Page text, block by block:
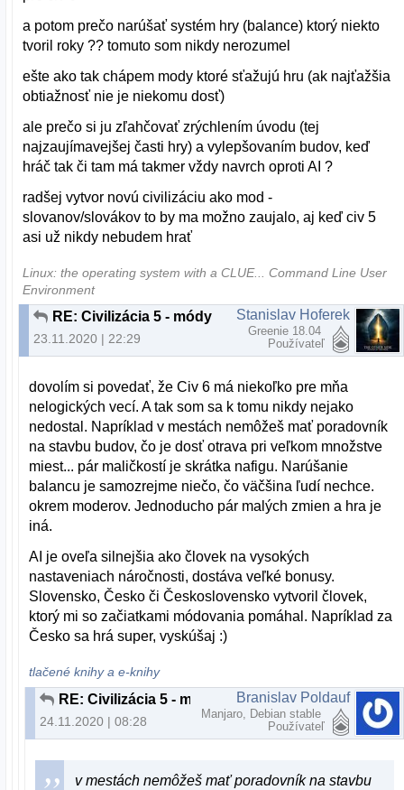
a potom prečo narúšať systém hry (balance) ktorý niekto
tvoril roky ?? tomuto som nikdy nerozumel
ešte ako tak chápem mody ktoré sťažujú hru (ak najťažšia
obtiažnosť nie je niekomu dosť)
ale prečo si ju zľahčovať zrýchlením úvodu (tej
najzaujímavejšej časti hry) a vylepšovaním budov, keď
hráč tak či tam má takmer vždy navrch oproti AI ?
radšej vytvor novú civilizáciu ako mod -
slovanov/slovákov to by ma možno zaujalo, aj keď civ 5
asi už nikdy nebudem hrať
Linux: the operating system with a CLUE... Command Line User
Environment
RE: Civilizácia 5 - módy
23.11.2020 | 22:29
Stanislav Hoferek
Greenie 18.04
Používateľ
dovolím si povedať, že Civ 6 má niekoľko pre mňa
nelogických vecí. A tak som sa k tomu nikdy nejako
nedostal. Napríklad v mestách nemôžeš mať poradovník
na stavbu budov, čo je dosť otrava pri veľkom množstve
miest... pár maličkostí je skrátka nafigu. Narúšanie
balancu je samozrejme niečo, čo väčšina ľudí nechce.
okrem moderov. Jednoducho pár malých zmien a hra je
iná.
AI je oveľa silnejšia ako človek na vysokých
nastaveniach náročnosti, dostáva veľké bonusy.
Slovensko, Česko či Československo vytvoril človek,
ktorý mi so začiatkami módovania pomáhal. Napríklad za
Česko sa hrá super, vyskúšaj :)
tlačené knihy a e-knihy
RE: Civilizácia 5 - módy
24.11.2020 | 08:28
Branislav Poldauf
Manjaro, Debian stable
Používateľ
v mestách nemôžeš mať poradovník na stavbu